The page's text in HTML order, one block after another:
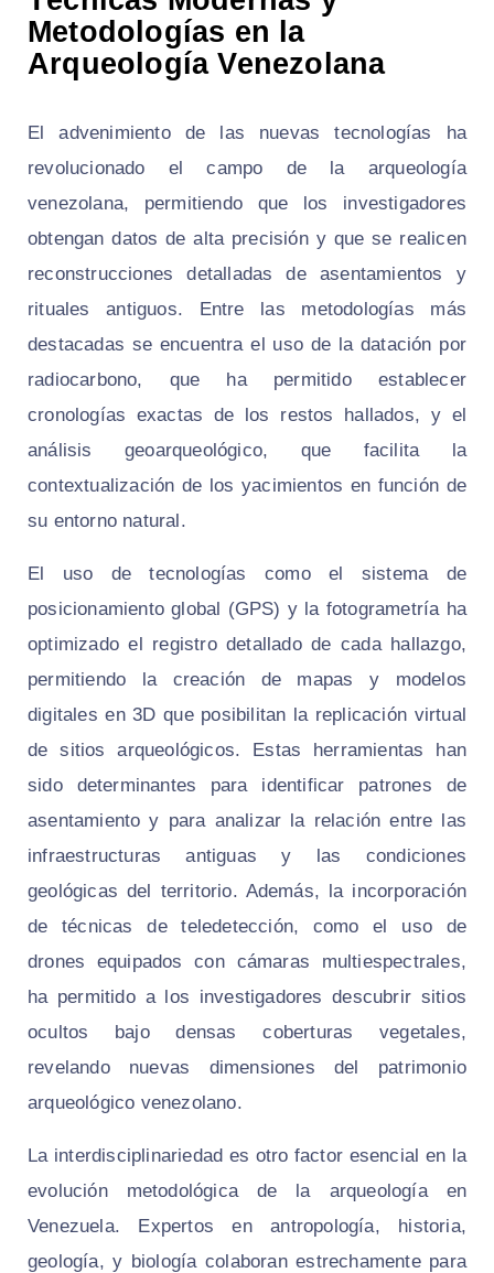
Metodologías en la
Arqueología Venezolana
El advenimiento de las nuevas tecnologías ha
revolucionado el campo de la arqueología
venezolana, permitiendo que los investigadores
obtengan datos de alta precisión y que se realicen
reconstrucciones detalladas de asentamientos y
rituales antiguos. Entre las metodologías más
destacadas se encuentra el uso de la datación por
radiocarbono, que ha permitido establecer
cronologías exactas de los restos hallados, y el
análisis geoarqueológico, que facilita la
contextualización de los yacimientos en función de
su entorno natural.
El uso de tecnologías como el sistema de
posicionamiento global (GPS) y la fotogrametría ha
optimizado el registro detallado de cada hallazgo,
permitiendo la creación de mapas y modelos
digitales en 3D que posibilitan la replicación virtual
de sitios arqueológicos. Estas herramientas han
sido determinantes para identificar patrones de
asentamiento y para analizar la relación entre las
infraestructuras antiguas y las condiciones
geológicas del territorio. Además, la incorporación
de técnicas de teledetección, como el uso de
drones equipados con cámaras multiespectrales,
ha permitido a los investigadores descubrir sitios
ocultos bajo densas coberturas vegetales,
revelando nuevas dimensiones del patrimonio
arqueológico venezolano.
La interdisciplinariedad es otro factor esencial en la
evolución metodológica de la arqueología en
Venezuela. Expertos en antropología, historia,
geología, y biología colaboran estrechamente para